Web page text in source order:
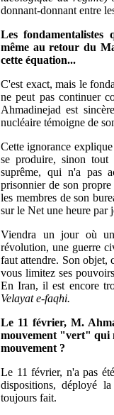
donnant-donnant entre
Les
même au retour du
cette équation...
C'est exact, mais le
ne peut pas continuer
Ahmadinejad est
nucléaire témoigne de
Cette ignorance
se produire, sinon
suprême, qui n'a pas
prisonnier de son
les membres de son
sur le Net une heure par
Viendra un jour où un
révolution, une guerre
faut attendre. Son objet,
vous limitez ses
En Iran, il est encore
Velayat e-faqhi.
Le 11 février, M.
mouvement "vert" qui
mouvement ?
Le 11 février, n'a pas
dispositions, déployé
toujours fait.